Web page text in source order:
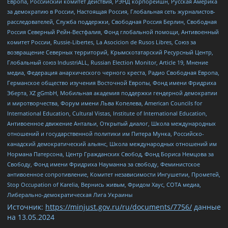
за демократию в России, Настоящая Россия, Глобальная сеть журналистов-
расследователей, Служба поддержки, Свободная Россия Берлин, Свободная
Россия Северный Рейн-Вестфалия, Фонд глобальной помощи, Антивоенный
комитет России, Russie-Libertes, La Asocicion de Rusos Libres, Союз за
возвращение Северных территорий, Крымскотатарский Ресурсный Центр,
Глобальный союз IndustriALL, Russian Election Monitor, Article 19, Мнение
медиа, Федерация анархического черного креста, Радио Свободная Европа,
Германское общество изучения Восточной Европы, Фонд имени Фридриха
Эберта, XZ gGmbH, Мобильная академия поддержки гендерной демократии
и миротворчества, Форум имени Льва Копелева, American Councils for
International Education, Cultural Vistas, Institute of International Education,
Антивоенное движение Антальи, Открытый диалог, Школа международных
отношений и государственной политики им Питера Мунка, Российско-
канадский демократический альянс, Школа международных отношений им
Нормана Патерсона, Центр Гражданских Свобод, Фонд Бориса Немцова за
Свободу, Фонд имени Фридриха Науманна за свободу, Феминистское
антивоенное сопротивление, Комитет независимости Ингушетии, Прометей,
Stop Occupation of Karelia, Вернись живым, Фридом Хаус, СОТА медиа,
Либерально-демократическая Лига Украины
Источник: https://minjust.gov.ru/ru/documents/7756/ данные
на 13.05.2024